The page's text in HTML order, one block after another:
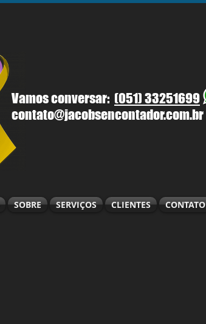
Vamos conversar: (051) 33251699
contato@jacobsencontador.com.br
SOBRE SERVIÇOS CLIENTES CONTATO